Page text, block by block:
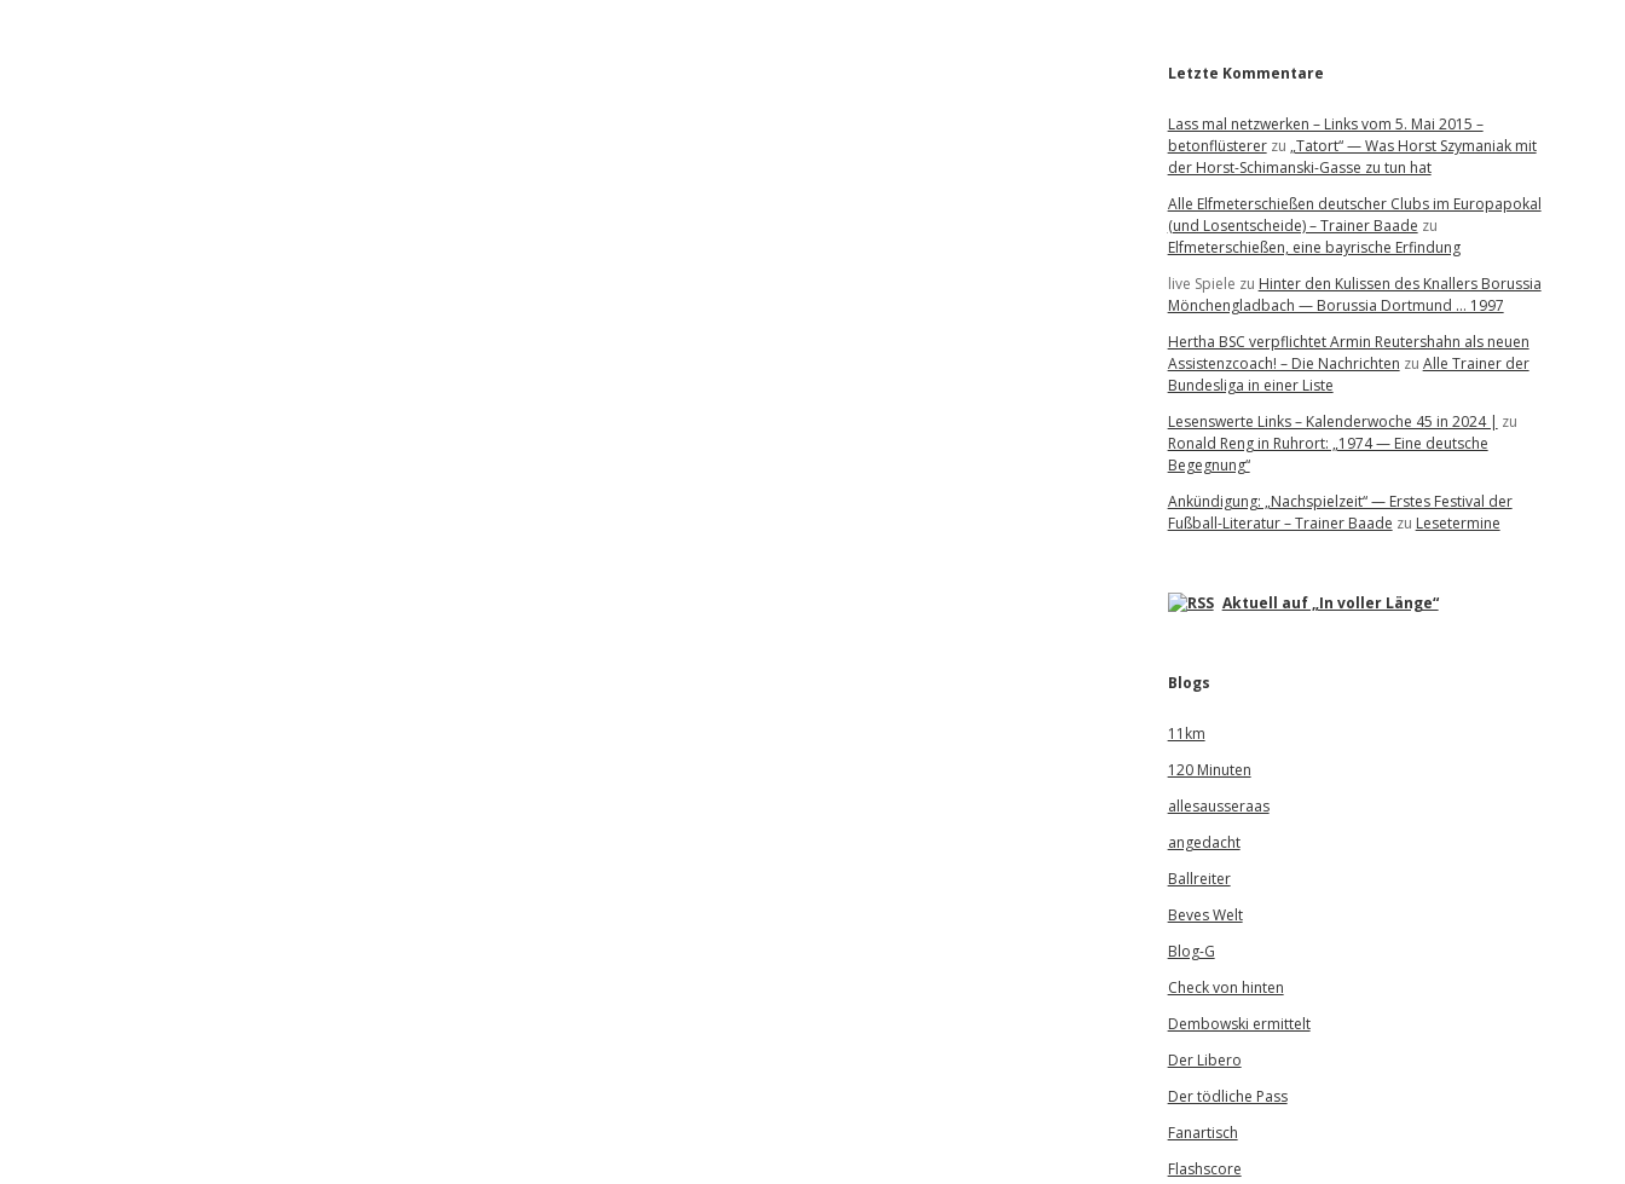
Letzte Kommentare
Lass mal netzwerken – Links vom 5. Mai 2015 –
betonflüstererzu „Tatort“ — Was Horst Szymaniak mit
der Horst-Schimanski-Gasse zu tun hat
Alle Elfmeterschießen deutscher Clubs im Europapokal
(und Losentscheide) – Trainer Baade zu
Elfmeterschießen, eine bayrische Erfindung
live Spiele zu Hinter den Kulissen des Knallers Borussia
Mönchengladbach — Borussia Dortmund … 1997
Hertha BSC verpflichtet Armin Reutershahn als neuen
Assistenzcoach! – Die Nachrichten zu Alle Trainer der
Bundesliga in einer Liste
Lesenswerte Links – Kalenderwoche 45 in 2024 | zu
Ronald Reng in Ruhrort: „1974 — Eine deutsche
Begegnung“
Ankündigung: „Nachspielzeit“ — Erstes Festival der
Fußball-Literatur – Trainer Baade zu Lesetermine
Aktuell auf „In voller Länge“
Blogs
11km
120 Minuten
allesausseraas
angedacht
Ballreiter
Beves Welt
Blog-G
Check von hinten
Dembowski ermittelt
Der Libero
Der tödliche Pass
Fanartisch
Flashscore